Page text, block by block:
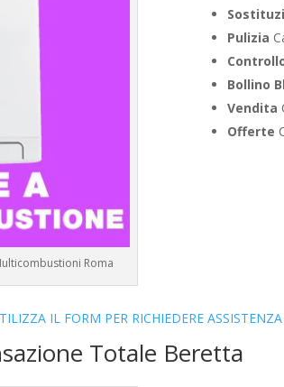
Roma
Pulizia
Bollino
Vendita
Offerte
IL FORM PER RICHIEDERE
Totale Beretta